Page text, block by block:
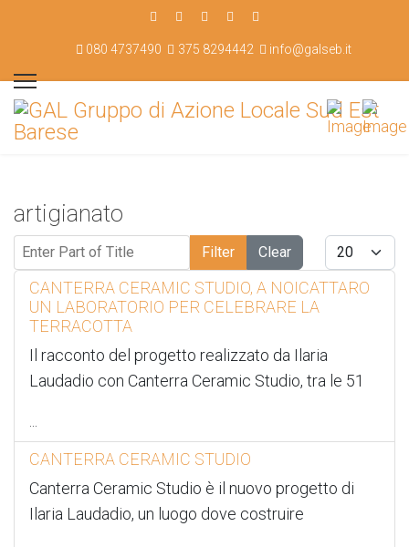
080 4737490 375 8294442 info@galseb.it
artigianato
Enter Part of Title Filter Clear Display #
CANTERRA CERAMIC STUDIO, A NOICATTARO
UN LABORATORIO PER CELEBRARE LA
TERRACOTTA
Il racconto del progetto realizzato da Ilaria
Laudadio con Canterra Ceramic Studio, tra le 51
CANTERRA CERAMIC STUDIO
Canterra Ceramic Studio è il nuovo progetto di
Ilaria Laudadio, un luogo dove costruire